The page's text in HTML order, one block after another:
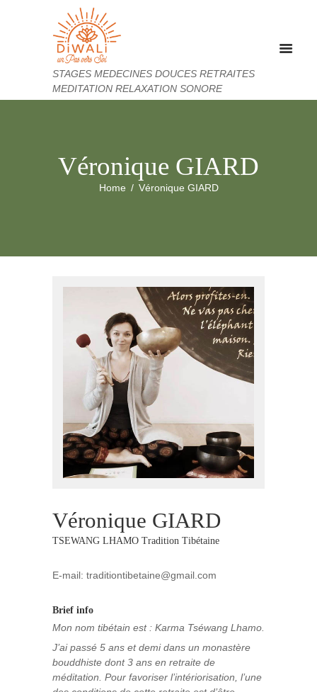
STAGES MEDECINES DOUCES RETRAITES
MEDITATION RELAXATION SONORE
Véronique GIARD
Home Véronique GIARD
Véronique GIARD
TSEWANG LHAMO Tradition Tibétaine
E-mail: traditiontibetaine@gmail.com
Brief info
Mon nom tibétain est : Karma Tséwang Lhamo.
J’ai passé 5 ans et demi dans un monastère
bouddhiste dont 3 ans en retraite de
méditation. Pour favoriser l’intériorisation, l’une